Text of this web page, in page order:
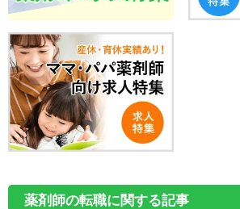
薬剤師の転職に関する記事